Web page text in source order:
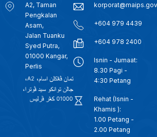
A2, Taman
Pengkalan
Asam,
Jalan Tuanku
Syed Putra,
01000 Kangar,
Perlis
+604 979 4439
+604 978 2400
Isnin - Jumaat:
8.30 Pagi -
4:30 Petang
Rehat (Isnin -
Khamis ):
1.00 Petang -
2.00 Petang